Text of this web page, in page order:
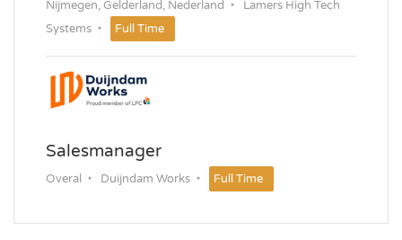
Nijmegen, Gelderland, Nederland
Lamers High Tech
Systems
Full Time
Salesmanager
Overal Duijndam Works Full Time